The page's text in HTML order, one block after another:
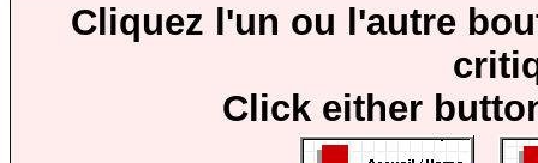
Cliquez l'un ou l'autre
Click either